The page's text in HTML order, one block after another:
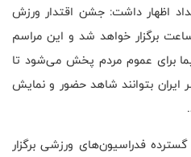
اظهار داشت: جشن اقتدار ورزش
برگزار خواهد شد و این مراسم
برای عموم مردم پخش می‌شود تا
ایران بتوانند شاهد حضور و نمایش
فدراسیون‌های ورزشی برگزار